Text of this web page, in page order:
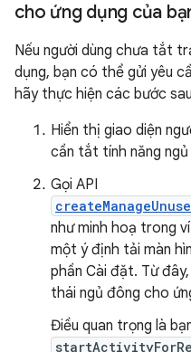
cho ứng dụng của
Nếu người dùng chưa tắt
dụng, bạn có thể gửi yêu
hãy thực hiện các bước
Hiển thị giao diện
cần tắt tính năng
Gọi API
như minh hoạ trong
một ý định tải màn
phần Cài đặt. Từ
thái ngủ đông cho
Điều quan trọng là